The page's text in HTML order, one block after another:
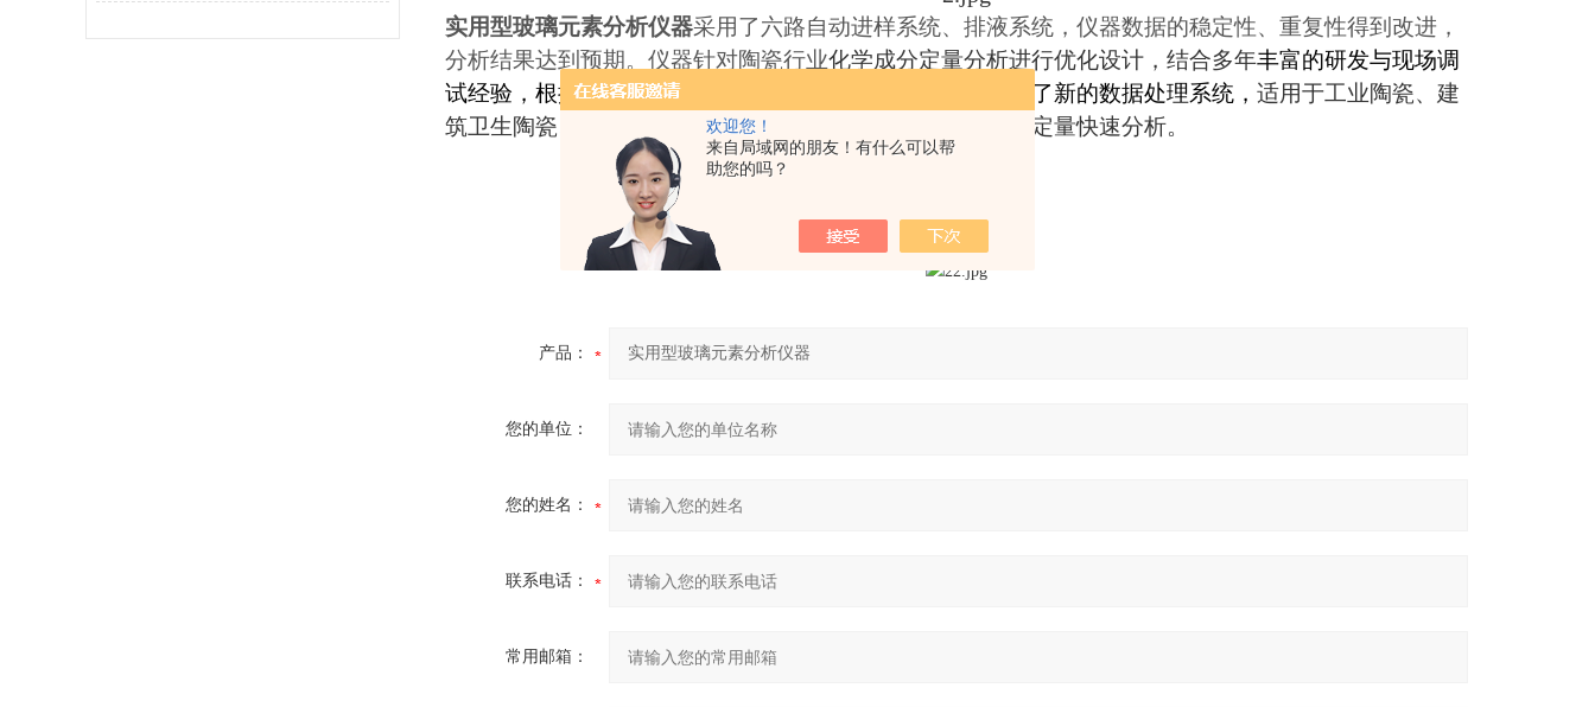
欢迎您！
来自局域网的朋友！有什么可以帮
助您的吗？
实用型玻璃元素分析仪器采用了六路自动进样系统、排液系统，仪器数据的稳定性、重复性得到改进，
分析结果达到预期。仪器针对陶瓷行业化学成分定量分析进行优化设计，结合多年丰富的研发与现场调
试经验，根据广大用户对仪器的使用环境与操作习惯，设计了新的数据处理系统， 适用于工业陶瓷、建
筑卫生陶瓷、电瓷、特种陶瓷、陶瓷原料等行业的化学成分定量快速分析。
产品：
您的单位：
您的姓名：
联系电话：
常用邮箱：